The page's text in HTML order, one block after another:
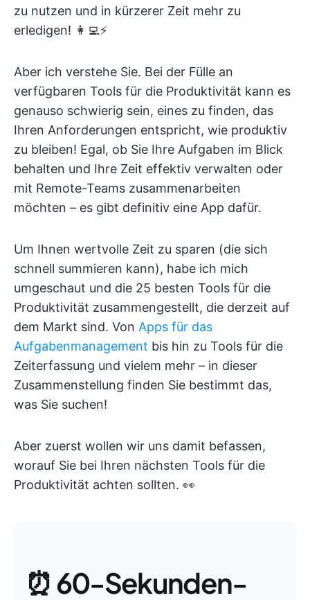
zu nutzen und in kürzerer Zeit mehr zu
erledigen! 👩‍💻⚡️
Aber ich verstehe Sie. Bei der Fülle an
verfügbaren Tools für die Produktivität kann es
genauso schwierig sein, eines zu finden, das
Ihren Anforderungen entspricht, wie produktiv
zu bleiben! Egal, ob Sie Ihre Aufgaben im Blick
behalten und Ihre Zeit effektiv verwalten oder
mit Remote-Teams zusammenarbeiten
möchten – es gibt definitiv eine App dafür.
Um Ihnen wertvolle Zeit zu sparen (die sich
schnell summieren kann), habe ich mich
umgeschaut und die 25 besten Tools für die
Produktivität zusammengestellt, die derzeit auf
dem Markt sind. Von Apps für das
Aufgabenmanagement bis hin zu Tools für die
Zeiterfassung und vielem mehr – in dieser
Zusammenstellung finden Sie bestimmt das,
was Sie suchen!
Aber zuerst wollen wir uns damit befassen,
worauf Sie bei Ihren nächsten Tools für die
Produktivität achten sollten. 👀
⏰ 60-Sekunden-